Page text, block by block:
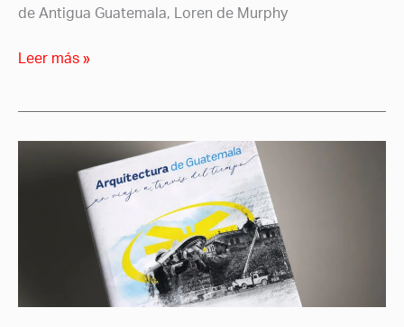
de Antigua Guatemala, Loren de Murphy
Leer más »